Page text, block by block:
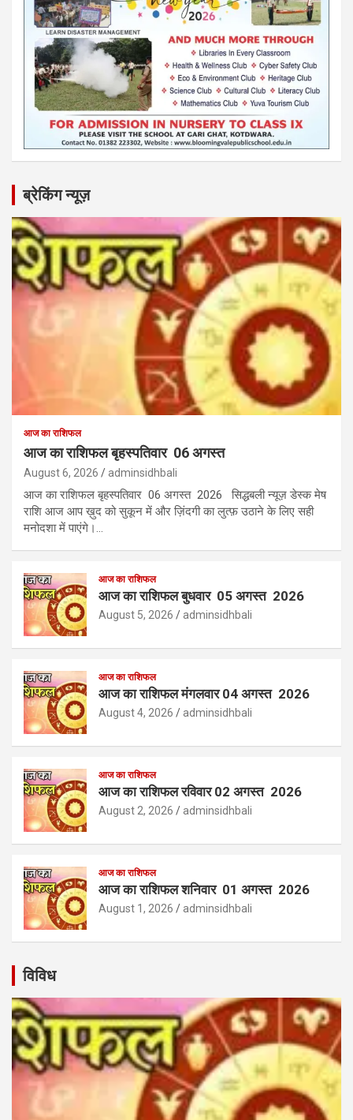
ब्रेकिंग न्यूज़
आज का राशिफल
आज का राशिफल बृहस्पतिवार 06 अगस्त
August 6, 2026 adminsidhbali
आज का राशिफल बृहस्पतिवार 06 अगस्त 2026 सिद्धबली न्यूज़ डेस्क मेष
राशि आज आप ख़ुद को सुकून में और ज़िंदगी का लुत्फ़ उठाने के लिए सही
मनोदशा में पाएंगे।…
आज का राशिफल
आज का राशिफल बुधवार 05 अगस्त 2026
August 5, 2026 adminsidhbali
आज का राशिफल
आज का राशिफल मंगलवार 04 अगस्त 2026
August 4, 2026 adminsidhbali
आज का राशिफल
आज का राशिफल रविवार 02 अगस्त 2026
August 2, 2026 adminsidhbali
आज का राशिफल
आज का राशिफल शनिवार 01 अगस्त 2026
August 1, 2026 adminsidhbali
विविध